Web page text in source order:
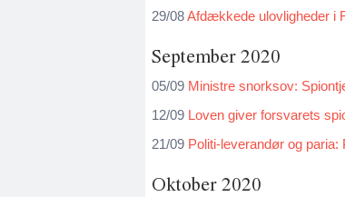
29/08Afdækkede ulovligheder i
September 2020
05/09 Ministre snorksov:
12/09 Loven giver forsvarets
21/09 Politi-leverandør og
Oktober 2020